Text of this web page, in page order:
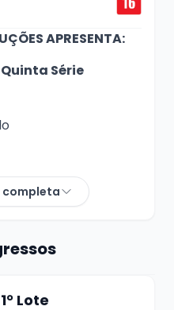
APRESENTA:
Série
de muitas risadas!
com o rei da quinta
completa
Lote